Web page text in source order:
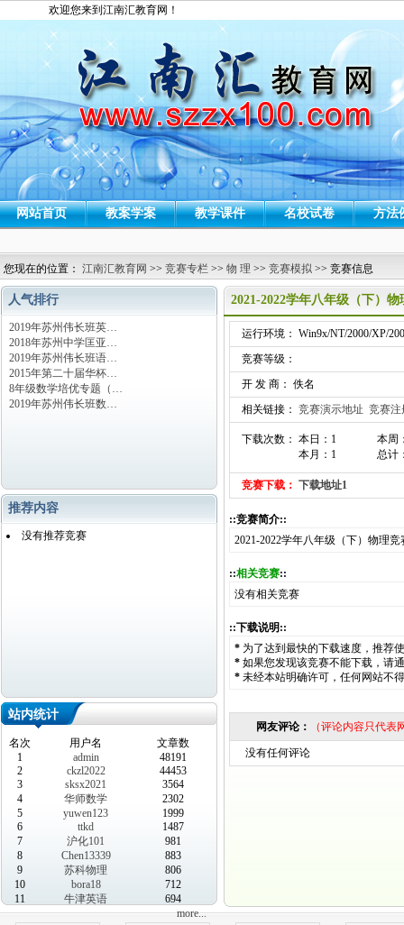
欢迎您来到江南汇教育网！
网站首页 教案学案 教学课件 名校试卷 方法
您现在的位置： 江南汇教育网 >> 竞赛专栏 >> 物 理 >> 竞赛模拟 >> 竞赛信息
人气排行
2019年苏州伟长班英…
2018年苏州中学匡亚…
2019年苏州伟长班语…
2015年第二十届华杯…
8年级数学培优专题（…
2019年苏州伟长班数…
推荐内容
没有推荐竞赛
站内统计
名次 用户名
文章数
1
admin
48191
2
ckzl2022
44453
3
sksx2021
3564
4
华师数学
2302
5
yuwen123
1999
6
ttkd
1487
7
沪化101
981
8
Chen13339
883
9
苏科物理
806
10
bora18
712
11
牛津英语
694
more...
2021-2022学年八年级（下）
运行环境： Win9x/NT/2000/XP/
竞赛等级：
开 发 商： 佚名
相关链接： 竞赛演示地址 竞赛注
下载次数： 本日：1
本月：1
本周
总计
竞赛下载： 下载地址1
::竞赛简介::
2021-2022学年八年级（下）物理
::相关竞赛::
没有相关竞赛
::下载说明::
* 为了达到最快的下载速度，推荐
* 如果您发现该竞赛不能下载，请
* 未经本站明确许可，任何网站不
网友评论： （评论内容只代
没有任何评论